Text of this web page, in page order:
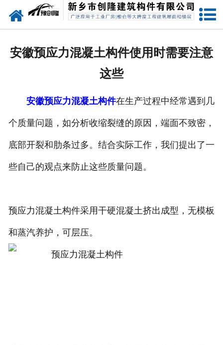
网站首页
资质荣誉
安徽预应力混凝土构件使用时需要注意
这些
安徽预应力混凝土构件在生产过程中经常遇到几
个质量问题，如分析收缩裂缝的原因，端面不致密，
底部开裂和肋条过多。结合实际工作，我们提出了一
些自己的观点来防止这些质量问题。
预应力混凝土构件采用干硬混凝土挤出成型，无模板
和蒸汽养护，可层压。